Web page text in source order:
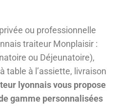
ou professionnelle
traiteur Monplaisir :
ou Déjeunatoire),
table à l’assiette, livraison
lyonnais vous propose
gamme personnalisées